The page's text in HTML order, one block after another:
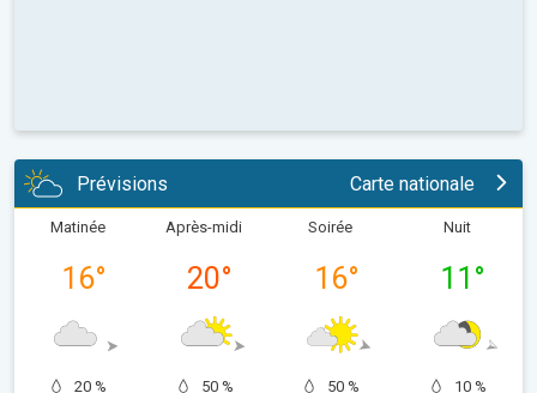
Prévisions Carte nationale
Matinée
16°
20 %
Après-midi
20°
50 %
Soirée
16°
50 %
Nuit
11 °
10 %